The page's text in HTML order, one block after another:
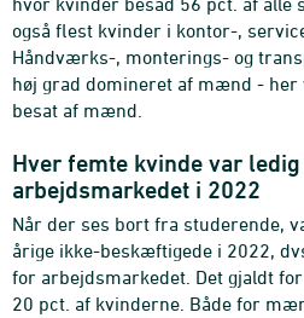
også flest kvinder i kontor-,
Håndværks-, monterings- og
høj grad domineret af mænd -
besat af mænd.
Hver femte kvinde var
arbejdsmarkedet i 2022
Når der ses bort fra studerende,
årige ikke-beskæftigede i 2022,
for arbejdsmarkedet. Det gjaldt
20 pct. af kvinderne. Både for